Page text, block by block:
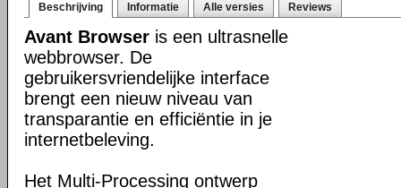
Beschrijving Informatie Alle versies Reviews
Avant Browser is een ultrasnelle
webbrowser. De
gebruikersvriendelijke interface
brengt een nieuw niveau van
transparantie en efficiëntie in je
internetbeleving.
Het Multi-Processing ontwerp